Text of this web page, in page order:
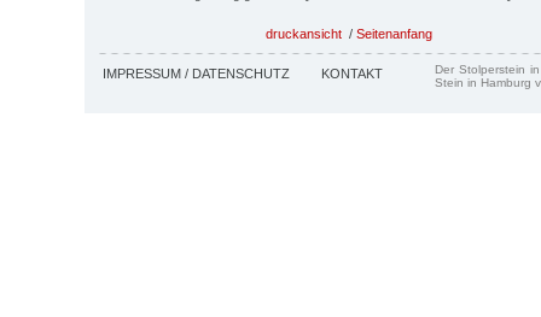
druckansicht / Seitenanfang
IMPRESSUM / DATENSCHUTZ KONTAKT
Der Stolperstein
Stein in Hamburg